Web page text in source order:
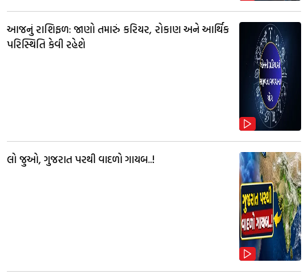
આજનું રાશિફળ: જાણો તમારું કરિયર, રોકાણ અને આર્થિક
પરિસ્થિતિ કેવી રહેશે
લો જુઓ, ગુજરાત પરથી વાદળો ગાયબ..!